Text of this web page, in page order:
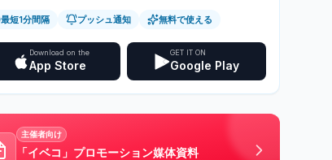
最短1分間隔 プッシュ通知 無料で使える
Download on the
App Store
GET IT ON
Google Play
主催者向け
「イベコ」プロモーション媒体資料